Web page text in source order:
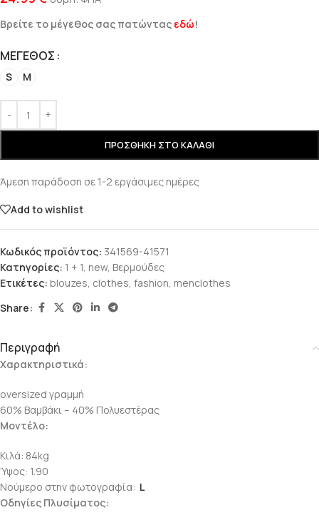
Βρείτε το μέγεθος σας πατώντας εδώ!
ΜΈΓΕΘΟΣ
S M
ΠΡΟΣΘΉΚΗ ΣΤΟ ΚΑΛΆΘΙ
Άμεση παράδοση σε 1-2 εργάσιμες ημέρες
Add to wishlist
Κωδικός προϊόντος: 341569-41571
Κατηγορίες: 1 + 1, new, Βερμούδες
Ετικέτες: blouzes, clothes, fashion, menclothes
Share:
Περιγραφή
Χαρακτηριστικά:
oversized γραμμή
60% Βαμβάκι – 40% Πολυεστέρας
Μοντέλο:
Κιλά: 84kg
Ύψος: 1.90
Νούμερο στην φωτογραφία: L
Οδηγίες Πλυσίματος: